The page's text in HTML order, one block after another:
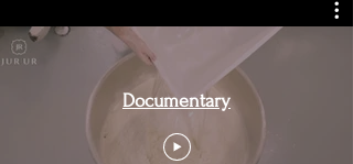
Documentary